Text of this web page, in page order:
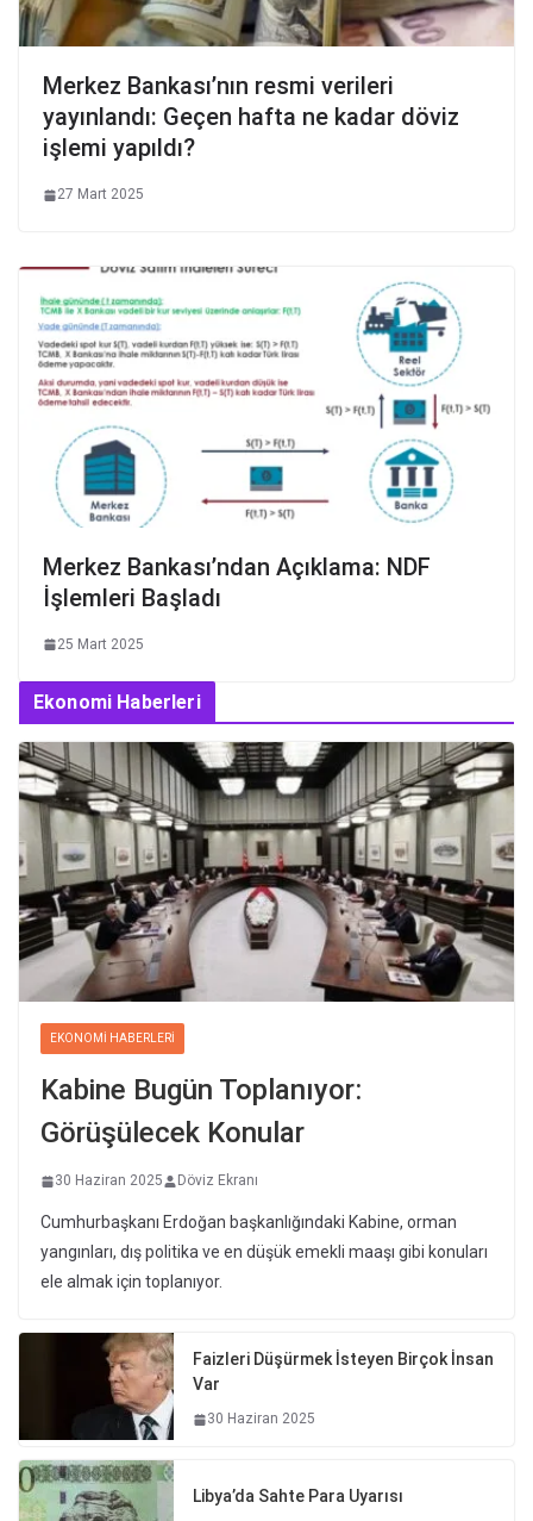
Merkez Bankası’nın resmi verileri
yayınlandı: Geçen hafta ne kadar döviz
işlemi yapıldı?
27 Mart 2025
Merkez Bankası’ndan Açıklama: NDF
İşlemleri Başladı
25 Mart 2025
Ekonomi Haberleri
EKONOMI HABERLERI
Kabine Bugün Toplanıyor:
Görüşülecek Konular
30 Haziran 2025 Döviz Ekranı
Cumhurbaşkanı Erdoğan başkanlığındaki Kabine, orman
yangınları, dış politika ve en düşük emekli maaşı gibi konuları
ele almak için toplanıyor.
Faizleri Düşürmek İsteyen Birçok İnsan
Var
30 Haziran 2025
Libya’da Sahte Para Uyarısı